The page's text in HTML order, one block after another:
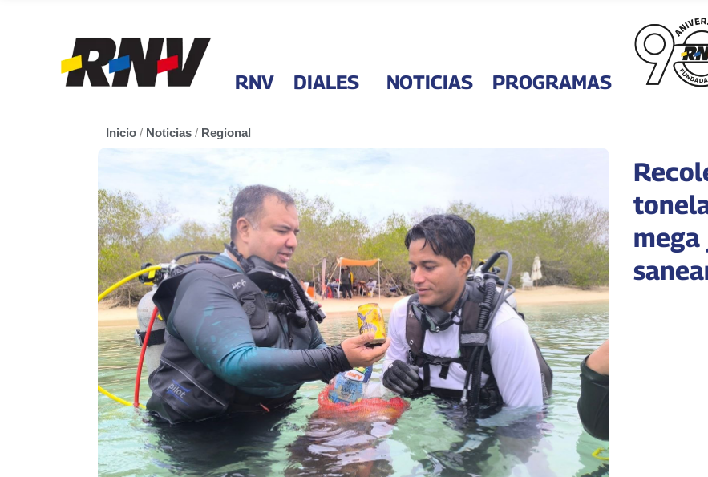
RNV DIALES NOTICIAS PROGRAMAS
Inicio / Noticias / Regional